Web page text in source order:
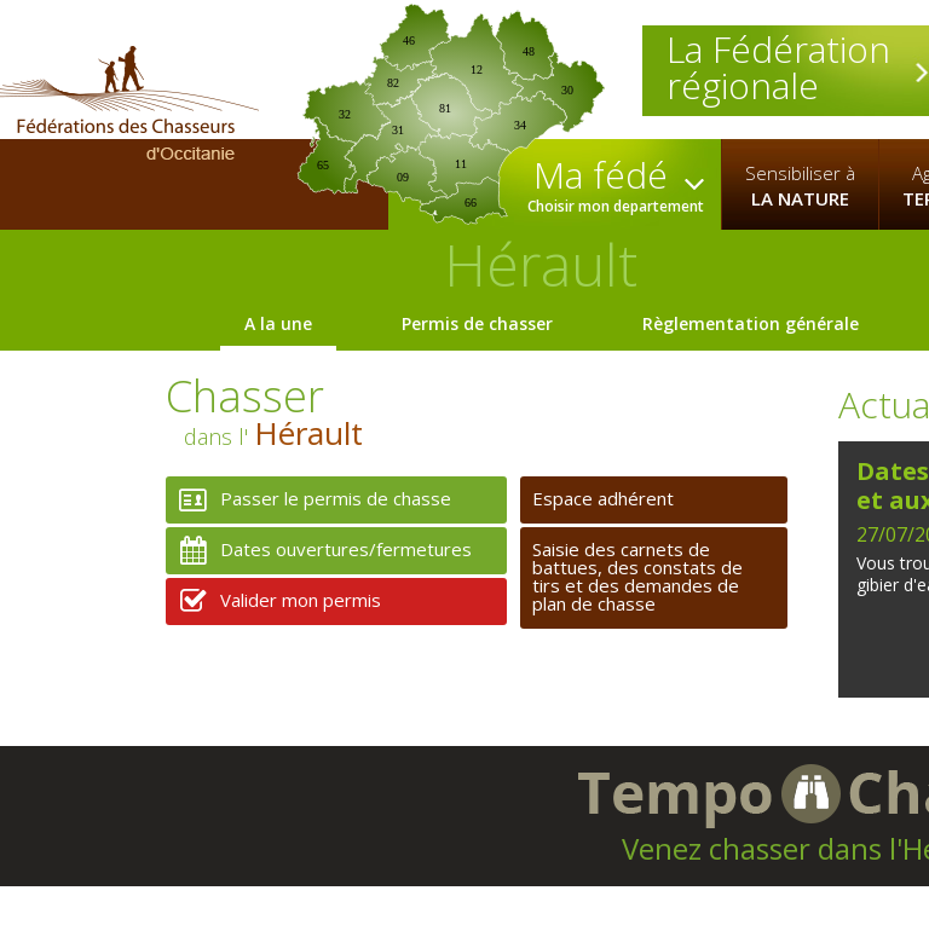
La Fédération
régionale
09
12
30
31
32
34
46
65
66
81
82
11
48
Ma fédé
Choisir mon departement
Sensibiliser à
LA NATURE
Hérault
A la une Permis de chasser Règlementation générale
Chasser
dans l' Hérault
Passer le permis de chasse
Dates ouvertures/fermetures
Valider mon permis
Espace adhérent
Saisie des carnets de
battues, des constats de
tirs et des demandes de
plan de chasse
et
27/07/
Vous
gibier
Venez chasser dans